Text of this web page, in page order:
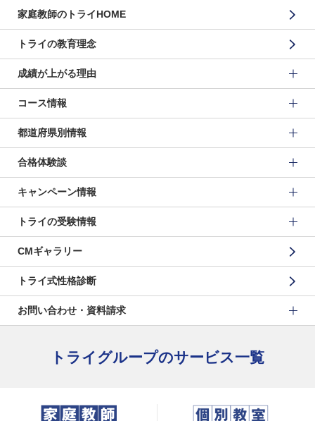
家庭教師のトライHOME
トライの教育理念
成績が上がる理由
コース情報
都道府県別情報
合格体験談
キャンペーン情報
トライの受験情報
CMギャラリー
トライ式性格診断
お問い合わせ・資料請求
トライグループのサービス一覧